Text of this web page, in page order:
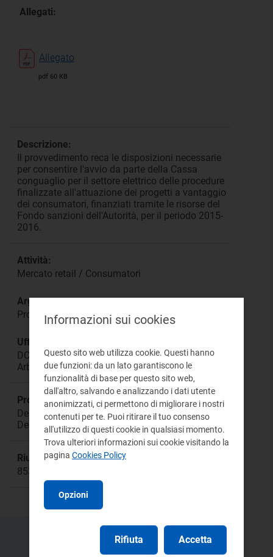
Allegati:
Allegato
pdf 60 KB
Descrizione:
Il provvedimento reca le disposizioni necessarie
per consentire l'avvio da parte della Cassa
conguaglio per il settore elettrico delle procedure
finalizzate all'attuazione dei progetti a vantaggio
dei consumatori, finanziati tramite le risorse del
Fondo sanzioni dell'Autorità, per il periodo 2015-
2016.
Attività:
Mercato retail / Consumatori
Argomento:
Progetti Fondo sanzioni
Ufficio responsabile:
DCCA Direzione Consumatori, Conciliazioni e
Arbitrati
Procedimento:
Deliberazione 330/2014/E/com
Deliberazione 625/2014/E/com
Riunione:
853
Informazioni sui cookies
Questo sito web utilizza cookie. Questi hanno
due funzioni: da un lato garantiscono le
funzionalità di base per questo sito web,
dall'altro, salvando e analizzando i dati utente
anonimizzati, ci permettono di migliorare i nostri
contenuti per te. Puoi ritirare il tuo consenso
all'utilizzo di questi cookie in qualsiasi momento.
Trova ulteriori informazioni sui cookie visitando la
pagina Cookies Policy
Opzioni
Rifiuta Accetta